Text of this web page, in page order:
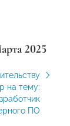
2025
на тему:
ПО